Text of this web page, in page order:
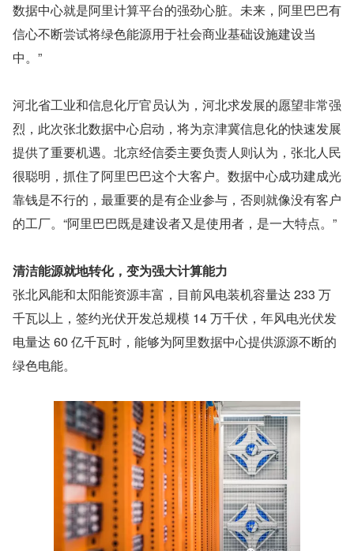
数据中心就是阿里计算平台的强劲心脏。未来，阿里巴巴有
信心不断尝试将绿色能源用于社会商业基础设施建设当
中。”
河北省工业和信息化厅官员认为，河北求发展的愿望非常强
烈，此次张北数据中心启动，将为京津冀信息化的快速发展
提供了重要机遇。北京经信委主要负责人则认为，张北人民
很聪明，抓住了阿里巴巴这个大客户。数据中心成功建成光
靠钱是不行的，最重要的是有企业参与，否则就像没有客户
的工厂。“阿里巴巴既是建设者又是使用者，是一大特点。”
清洁能源就地转化，变为强大计算能力
张北风能和太阳能资源丰富，目前风电装机容量达 233 万
千瓦以上，签约光伏开发总规模 14 万千伏，年风电光伏发
电量达 60 亿千瓦时，能够为阿里数据中心提供源源不断的
绿色电能。